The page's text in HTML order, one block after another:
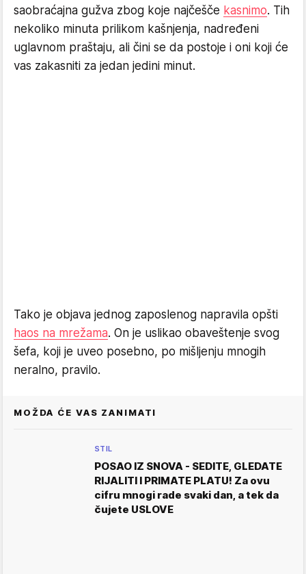
saobraćajna gužva zbog koje najčešče kasnimo. Tih
nekoliko minuta prilikom kašnjenja, nadređeni
uglavnom praštaju, ali čini se da postoje i oni koji će
vas zakasniti za jedan jedini minut.
Tako je objava jednog zaposlenog napravila opšti
haos na mrežama. On je uslikao obaveštenje svog
šefa, koji je uveo posebno, po mišljenju mnogih
neralno, pravilo.
MOŽDA ĆE VAS ZANIMATI
STIL
POSAO IZ SNOVA - SEDITE, GLEDATE
RIJALITI I PRIMATE PLATU! Za ovu
cifru mnogi rade svaki dan, a tek da
čujete USLOVE